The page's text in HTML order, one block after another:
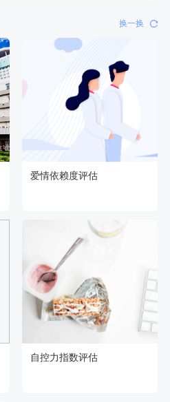
换一换
爱情依赖度评估
自控力指数评估